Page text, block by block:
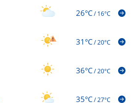
26°C/16°C
31°C/20°C
36°C/20°C
35°C/27°C